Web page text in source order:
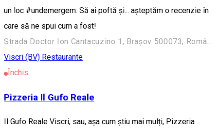
un loc #undemergem. Să ai poftă și... așteptăm o recenzie în
care să ne spui cum a fost!
Strada Doctor Ion Cantacuzino 1, Brașov 500073, România
Viscri (BV) Restaurante
Închis
Pizzeria Il Gufo Reale
Il Gufo Reale Viscri, sau, așa cum știu mai mulți, Pizzeria